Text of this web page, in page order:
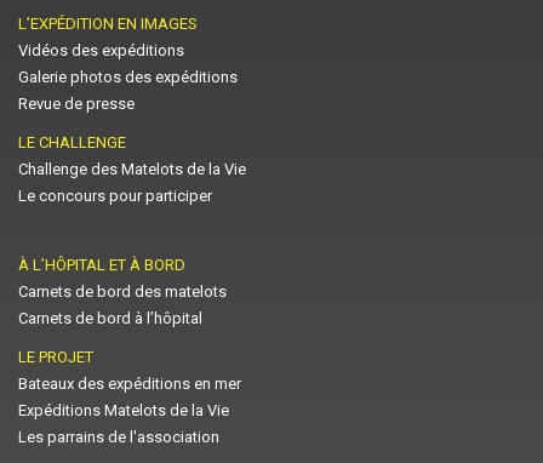
L’EXPÉDITION EN IMAGES
Vidéos des expéditions
Galerie photos des expéditions
Revue de presse
LE CHALLENGE
Challenge des Matelots de la Vie
Le concours pour participer
À L’HÔPITAL ET À BORD
Carnets de bord des matelots
Carnets de bord à l’hôpital
LE PROJET
Bateaux des expéditions en mer
Expéditions Matelots de la Vie
Les parrains de l'association